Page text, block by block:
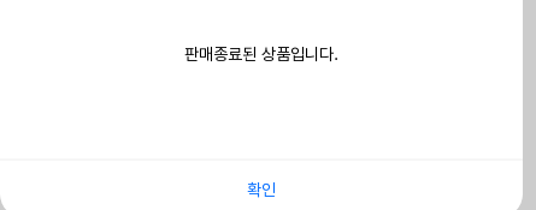
판매종료된 상품입니다.
확인